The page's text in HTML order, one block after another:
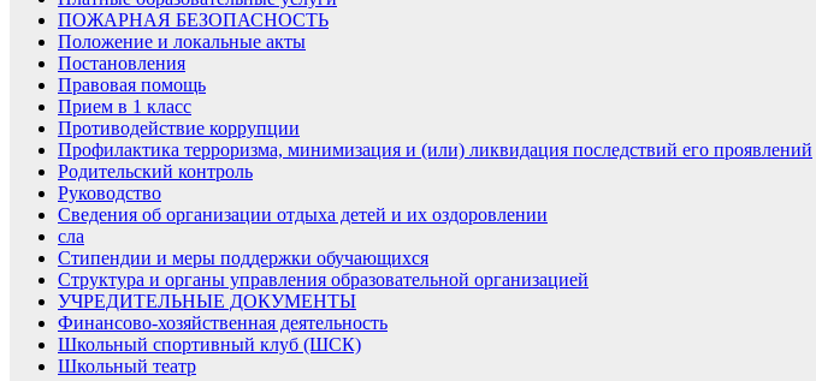
ПОЖАРНАЯ БЕЗОПАСНОСТЬ
Положение и локальные акты
Постановления
Правовая помощь
Прием в 1 класс
Противодействие коррупции
Профилактика терроризма, минимизация и (или) ликвидация последствий его проявлений
Родительский контроль
Руководство
Сведения об организации отдыха детей и их оздоровлении
сла
Стипендии и меры поддержки обучающихся
Структура и органы управления образовательной организацией
УЧРЕДИТЕЛЬНЫЕ ДОКУМЕНТЫ
Финансово-хозяйственная деятельность
Школьный спортивный клуб (ШСК)
Школьный театр